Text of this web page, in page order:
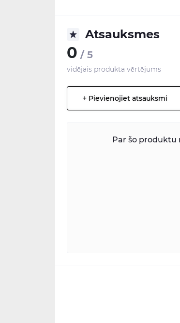
Atsauksmes
0 / 5
vidējais produkta vērtējums
+ Pievienojiet atsauksmi
Par šo produktu